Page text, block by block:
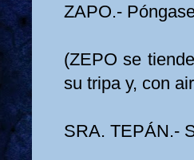
ZAPO.-
(ZEPO se
su tripa y, con
SRA. TEPÁN.-